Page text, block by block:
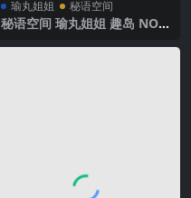
瑜丸姐姐 秘语空间
秘语空间 瑜丸姐姐 趣岛 NO.0
完整版